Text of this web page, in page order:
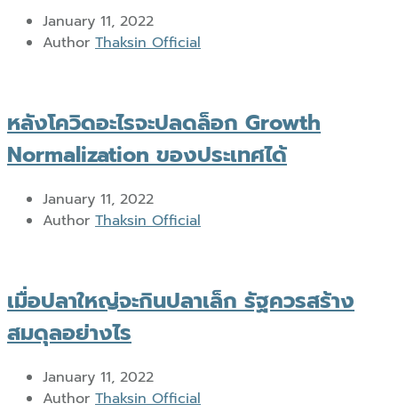
January 11, 2022
Author Thaksin Official
หลังโควิดอะไรจะปลดล็อก Growth
Normalization ของประเทศได้
January 11, 2022
Author Thaksin Official
เมื่อปลาใหญ่จะกินปลาเล็ก รัฐควรสร้าง
สมดุลอย่างไร
January 11, 2022
Author Thaksin Official